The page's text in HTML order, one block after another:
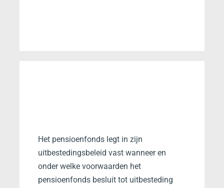
Het pensioenfonds legt in zijn
uitbestedingsbeleid vast wanneer en
onder welke voorwaarden het
pensioenfonds besluit tot uitbesteding